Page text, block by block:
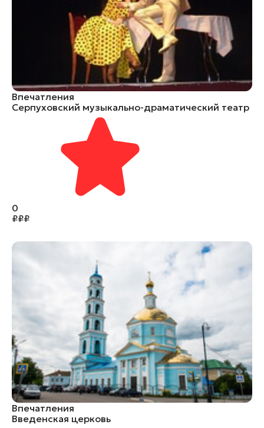
Впечатления
Серпуховский музыкально-драматический театр
0
₽₽₽
Впечатления
Введенская церковь